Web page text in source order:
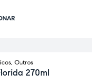
, Outros
270ml